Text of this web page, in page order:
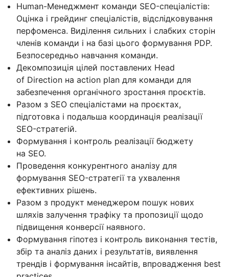
Human-Менеджмент команди SEO-спеціалістів:
Оцінка і грейдинг спеціалістів, відслідковування
перфоменса. Виділення сильних і слабких сторін
членів команди і на базі цього формування PDP.
Безпосередньо навчання команди.
Декомпозиція цілей поставлених Head
of Direction на action plan для команди для
забезпечення органічного зростання проєктів.
Разом з SEO спеціалістами на проєктах,
підготовка і подальша координація реалізації
SEO-стратегій.
Формування і контроль реалізації бюджету
на SEO.
Проведення конкурентного аналізу для
формування SEO-стратегії та ухвалення
ефективних рішень.
Разом з продукт менеджером пошук нових
шляхів залучення трафіку та пропозиції щодо
підвищення конверсії наявного.
Формування гіпотез і контроль виконання тестів,
збір та аналіз даних і результатів, виявлення
трендів і формування інсайтів, впровадження best